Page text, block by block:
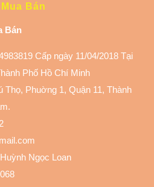
Bán
Bán
Cấp ngày 11/04/2018 Tại
Phố Hồ Chí Minh
Phuờng 1, Quận 11, Thành
Ngọc Loan